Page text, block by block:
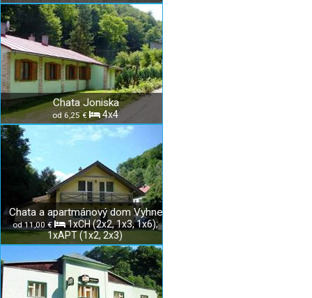
Chata Joniska
od 6,25 € 4x4
Chata a apartmánový dom Vyhne
od 11,00 €
1xCH (2x2, 1x3, 1x6);
1xAPT (1x2, 2x3)